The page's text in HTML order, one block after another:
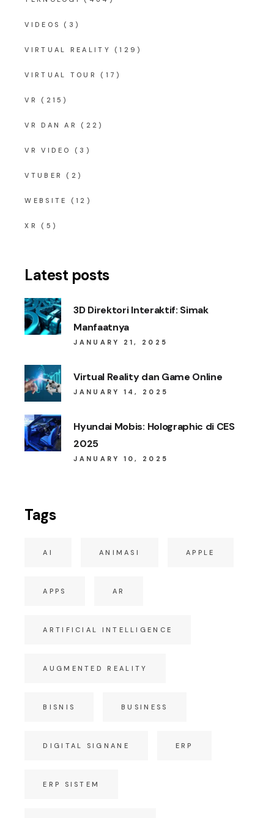
VIDEOS (3)
VIRTUAL REALITY (129)
VIRTUAL TOUR (17)
VR (215)
VR DAN AR (22)
VR VIDEO (3)
VTUBER (2)
WEBSITE (12)
XR (5)
Latest posts
3D Direktori Interaktif: Simak
Manfaatnya
JANUARY 21, 2025
Virtual Reality dan Game Online
JANUARY 14, 2025
Hyundai Mobis: Holographic di CES
2025
JANUARY 10, 2025
Tags
AI ANIMASI APPLE
APPS AR
ARTIFICIAL INTELLIGENCE
AUGMENTED REALITY
BISNIS BUSINESS
DIGITAL SIGNANE ERP
ERP SISTEM